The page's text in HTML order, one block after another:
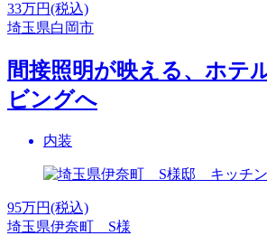
33万円(税込)
埼玉県白岡市
間接照明が映える、ホテ
ビングへ
内装
95万円(税込)
埼玉県伊奈町 S様